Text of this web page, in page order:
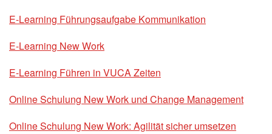
E-Learning Führungsaufgabe Kommunikation
E-Learning New Work
E-Learning Führen in VUCA Zeiten
Online Schulung New Work und Change Management
Online Schulung New Work: Agilität sicher umsetzen